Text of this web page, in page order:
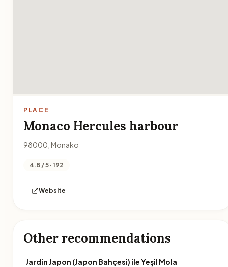
PLACE
Monaco Hercules harbour
98000, Monako
4.8 / 5 · 192
Website
Other recommendations
Jardin Japon (Japon Bahçesi) ile Yeşil Mola